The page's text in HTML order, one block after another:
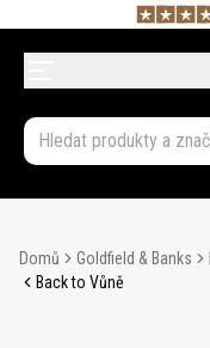
Domů Goldfield & Banks
Back to Vůně